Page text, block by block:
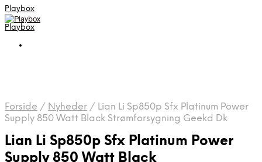
Playbox
Playbox
Forside / Nyheder / Lian Li Sp850p Sfx Platinum Power
Supply 850 Watt Black Strømforsygning Geekd Dk
Lian Li Sp850p Sfx Platinum Power
Supply 850 Watt Black